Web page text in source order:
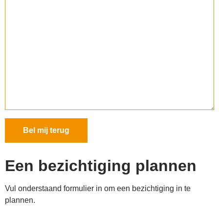
Een bezichtiging plannen​
Vul onderstaand formulier in om een bezichtiging in te
plannen.